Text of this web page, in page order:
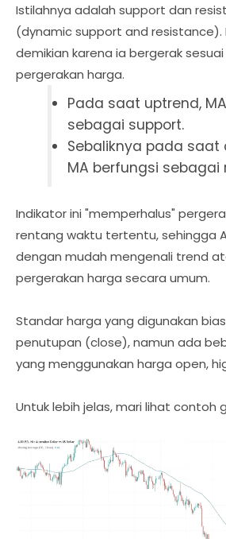
Istilahnya adalah support dan
(dynamic support and resistance).
demikian karena ia bergerak
pergerakan harga.
Pada saat uptrend,
sebagai support.
Sebaliknya pada saat
MA berfungsi sebagai
Indikator ini "memperhalus"
rentang waktu tertentu, sehingga
dengan mudah mengenali trend
pergerakan harga secara umum.
Standar harga yang digunakan
penutupan (close), namun ada
yang menggunakan harga open,
Untuk lebih jelas, mari lihat contoh